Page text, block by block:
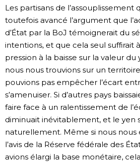
Les partisans de l’assouplissement
toutefois avancé l’argument que
d’État par la BoJ témoignerait du
intentions, et que cela seul suffirait
pression à la baisse sur la valeur du
nous nous trouvions sur un
pouvions pas empêcher l’écart
s’amenuiser. Si d’autres pays
faire face à un ralentissement de
diminuait inévitablement, et le yen
naturellement. Même si nous nous
l’avis de la Réserve fédérale des
avions élargi la base monétaire,